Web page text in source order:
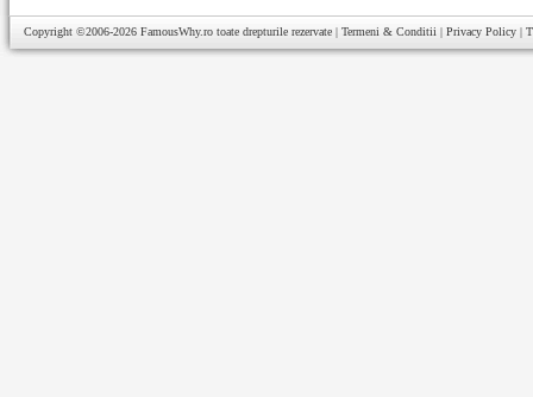
Copyright ©2006-2026 FamousWhy.ro toate drepturile rezervate | Termeni & Conditii | Privacy Policy |